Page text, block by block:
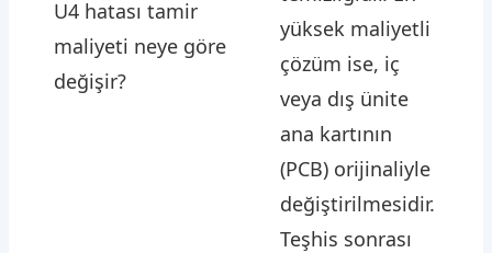
U4 hatası tamir
maliyeti neye göre
değişir?
yüksek maliyetli
çözüm ise, iç
veya dış ünite
ana kartının
(PCB) orijinaliyle
değiştirilmesidir.
Teşhis sonrası